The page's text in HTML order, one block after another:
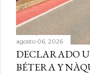
agosto 06, 2026
DECLARADO
BÉTERA Y